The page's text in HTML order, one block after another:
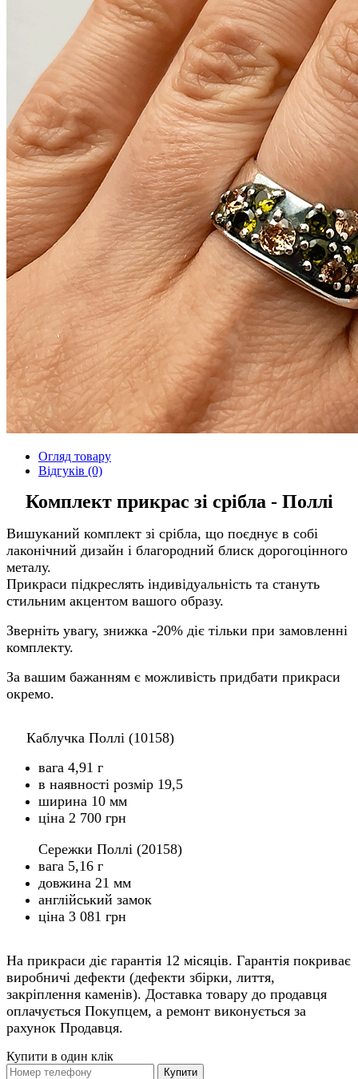
Огляд товару
Відгуків (0)
Комплект прикрас зі срібла - Поллі
Вишуканий комплект зі срібла, що поєднує в собі
лаконічний дизайн і благородний блиск дорогоцінного
металу.
Прикраси підкреслять індивідуальність та стануть
стильним акцентом вашого образу.
Зверніть увагу, знижка -20% діє тільки при замовленні
комплекту.
За вашим бажанням є можливість придбати прикраси
окремо.
Каблучка Поллі (10158)
вага 4,91 г
в наявності розмір 19,5
ширина 10 мм
ціна 2 700 грн
Сережки Поллі (20158)
вага 5,16 г
довжина 21 мм
англійський замок
ціна 3 081 грн
На прикраси діє гарантія 12 місяців. Гарантія покриває
виробничі дефекти (дефекти збірки, лиття,
закріплення каменів). Доставка товару до продавця
оплачується Покупцем, а ремонт виконується за
рахунок Продавця.
Купити в один клік
Купити